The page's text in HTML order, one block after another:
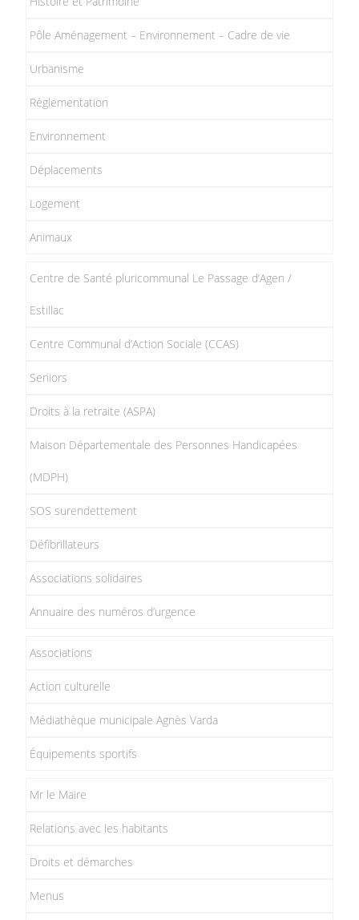
Pôle Aménagement – Environnement – Cadre de vie
Urbanisme
Réglementation
Environnement
Déplacements
Logement
Animaux
Centre de Santé pluricommunal Le Passage d’Agen /
Estillac
Centre Communal d’Action Sociale (CCAS)
Seniors
Droits à la retraite (ASPA)
Maison Départementale des Personnes Handicapées
(MDPH)
SOS surendettement
Défibrillateurs
Associations solidaires
Annuaire des numéros d’urgence
Associations
Action culturelle
Médiathèque municipale Agnès Varda
Équipements sportifs
Mr le Maire
Relations avec les habitants
Droits et démarches
Menus